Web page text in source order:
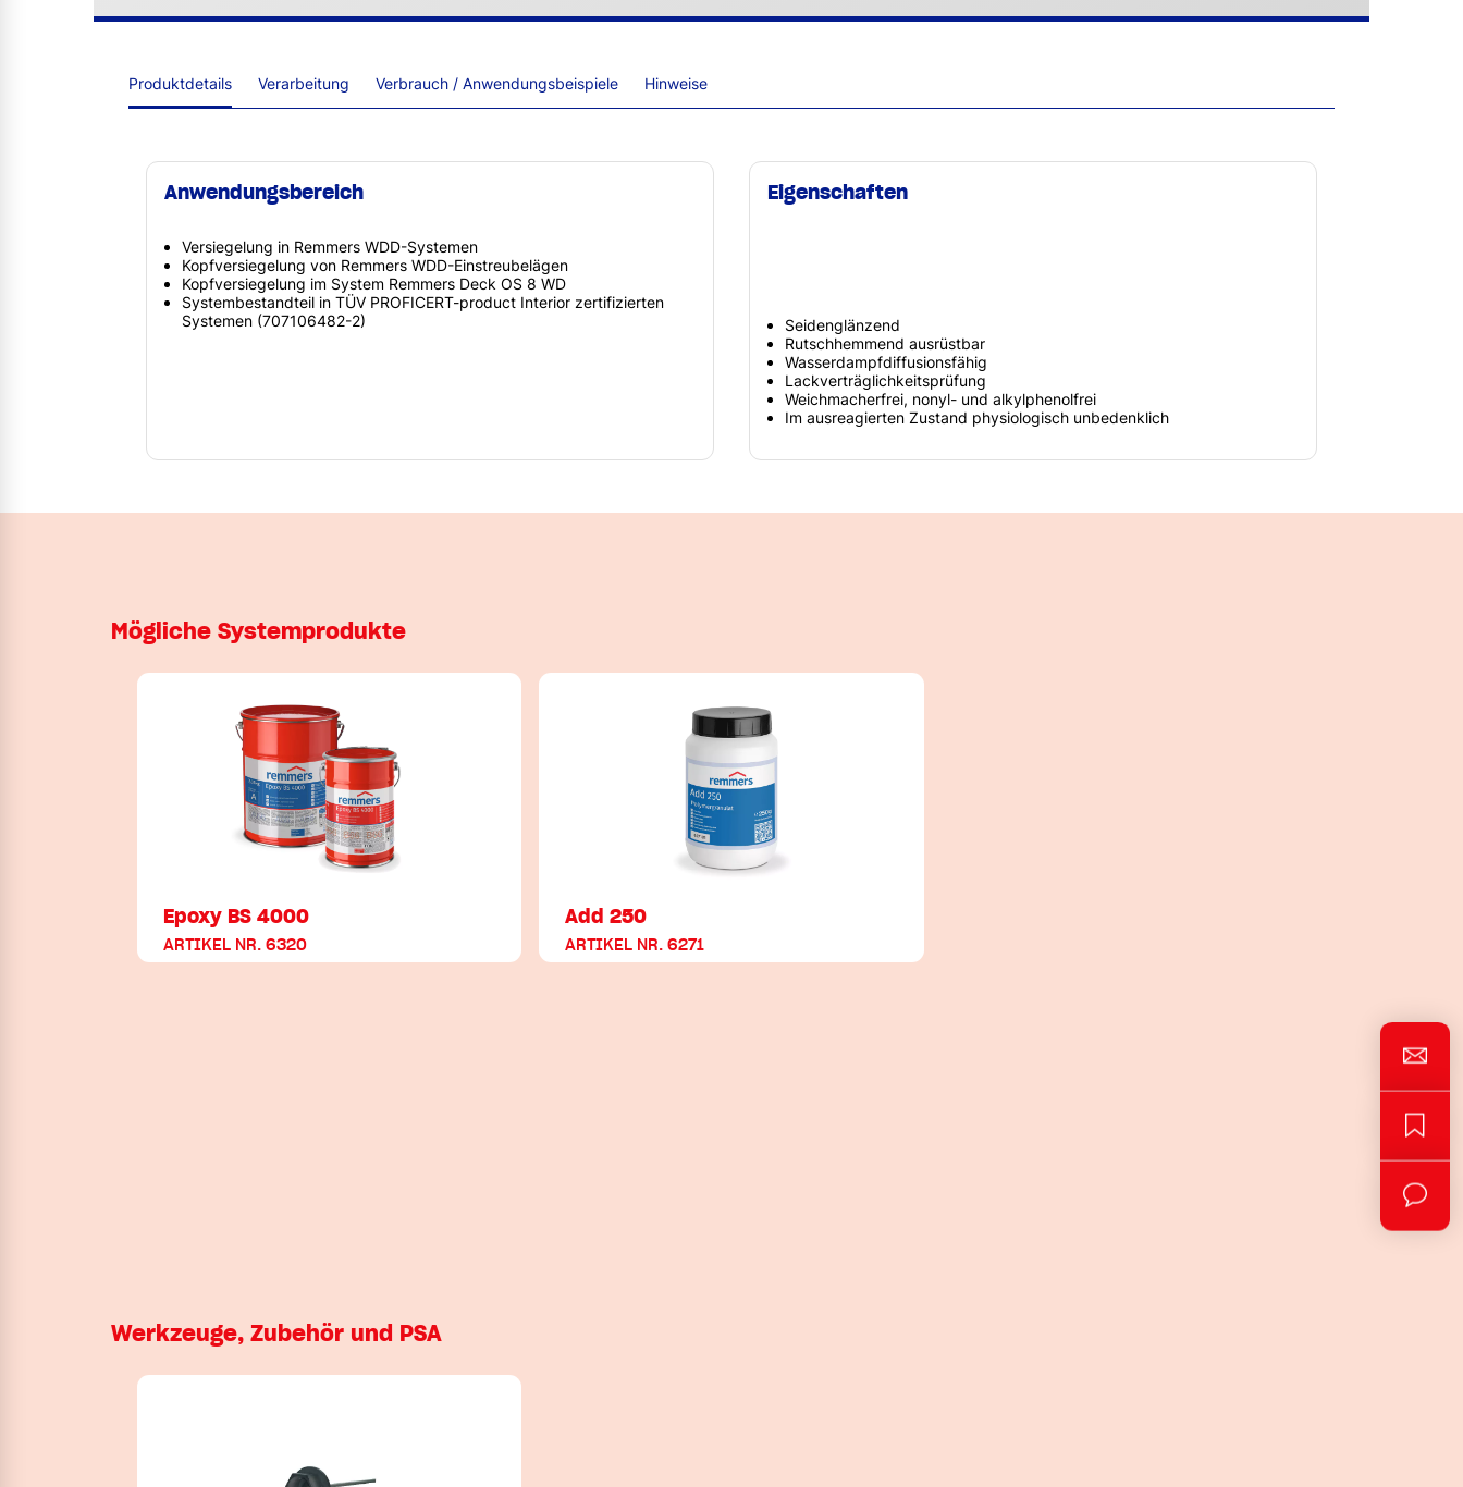
Produktdetails Verarbeitung Verbrauch / Anwendungsbeispiele Hinweise
Anwendungsbereich
Versiegelung in Remmers WDD-Systemen
Kopfversiegelung von Remmers WDD-Einstreubelägen
Kopfversiegelung im System Remmers Deck OS 8 WD
Systembestandteil in TÜV PROFICERT-product Interior zertifizierten
Systemen (707106482-2)
Eigenschaften
Seidenglänzend
Rutschhemmend ausrüstbar
Wasserdampfdiffusionsfähig
Lackverträglichkeitsprüfung
Weichmacherfrei, nonyl- und alkylphenolfrei
Im ausreagierten Zustand physiologisch unbedenklich
Mögliche Systemprodukte
Epoxy BS 4000
ARTIKEL NR. 6320
Add 250
ARTIKEL NR. 6271
Werkzeuge, Zubehör und PSA